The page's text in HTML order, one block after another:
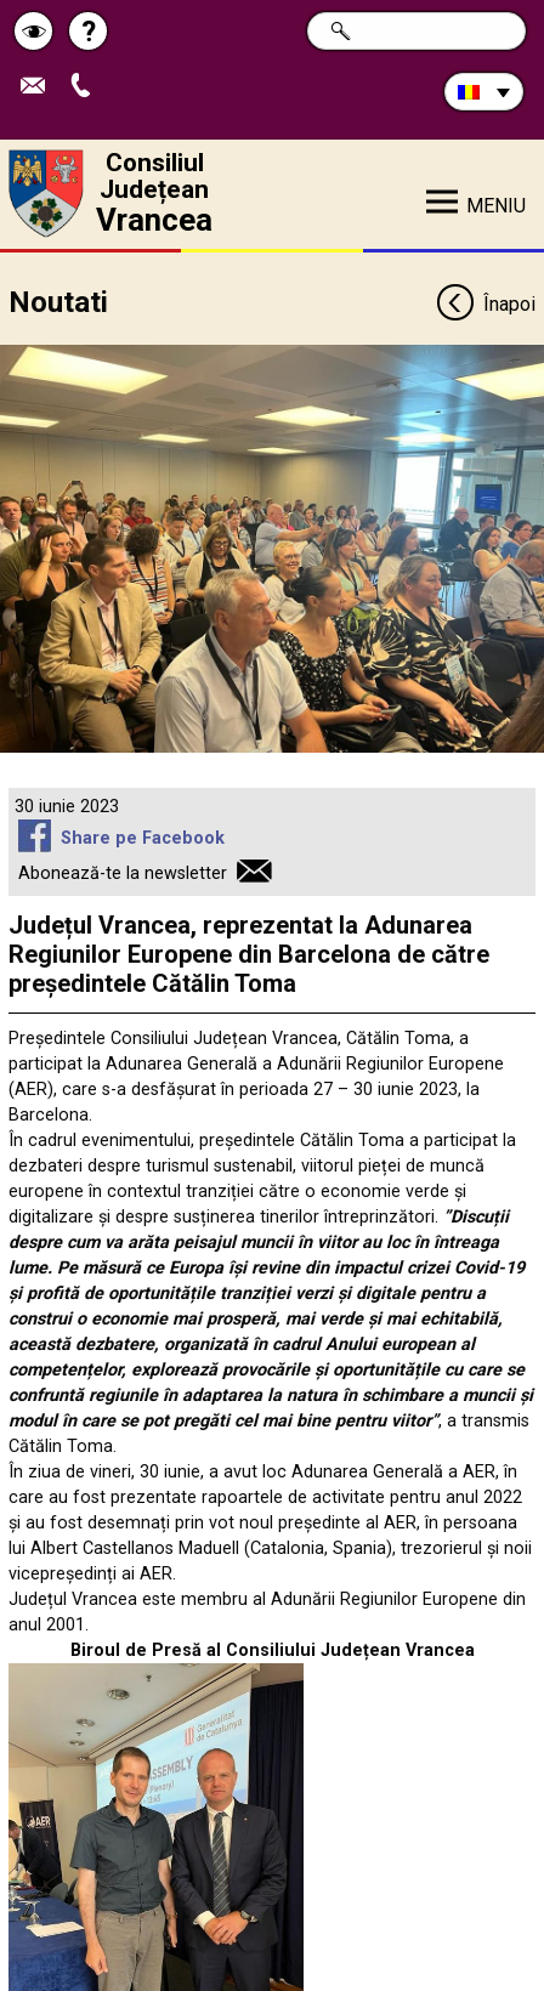
Schimbă
contrastul
Pagina
de
?
Caută
în
CAUTĂ
Consiliul
Județean
Vrancea MENIU
Noutati Înapoi
30 iunie 2023
Share pe Facebook
Abonează-te la newsletter
Județul Vrancea, reprezentat la Adunarea
Regiunilor Europene din Barcelona de către
președintele Cătălin Toma
Președintele Consiliului Județean Vrancea, Cătălin Toma, a
participat la Adunarea Generală a Adunării Regiunilor Europene
(AER), care s-a desfășurat în perioada 27 – 30 iunie 2023, la
Barcelona.
În cadrul evenimentului, președintele Cătălin Toma a participat la
dezbateri despre turismul sustenabil, viitorul pieței de muncă
europene în contextul tranziției către o economie verde și
digitalizare și despre susținerea tinerilor întreprinzători. ”Discuții
despre cum va arăta peisajul muncii în viitor au loc în întreaga
lume. Pe măsură ce Europa își revine din impactul crizei Covid-19
și profită de oportunitățile tranziției verzi și digitale pentru a
construi o economie mai prosperă, mai verde și mai echitabilă,
această dezbatere, organizată în cadrul Anului european al
competențelor, explorează provocările și oportunitățile cu care se
confruntă regiunile în adaptarea la natura în schimbare a muncii și
modul în care se pot pregăti cel mai bine pentru viitor”, a transmis
Cătălin Toma.
În ziua de vineri, 30 iunie, a avut loc Adunarea Generală a AER, în
care au fost prezentate rapoartele de activitate pentru anul 2022
și au fost desemnați prin vot noul președinte al AER, în persoana
lui Albert Castellanos Maduell (Catalonia, Spania), trezorierul și noii
vicepreședinți ai AER.
Județul Vrancea este membru al Adunării Regiunilor Europene din
anul 2001.
Biroul de Presă al Consiliului Județean Vrancea